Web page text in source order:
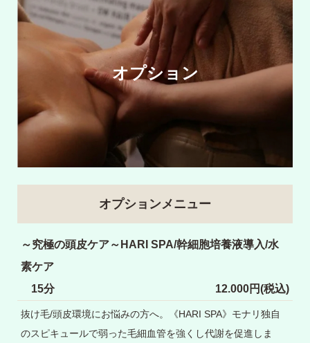
オプション
オプションメニュー
～究極の頭皮ケア～HARI SPA/幹細胞培養液導入/水
素ケア
15分
12.000円(税込)
抜け毛/頭皮環境にお悩みの方へ。《HARI SPA》モナリ独自
のスピキュールで弱った毛細血管を強くし代謝を促進しま